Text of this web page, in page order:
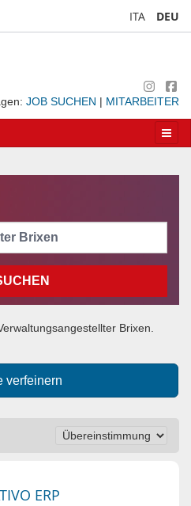
ITA DEU
JOB SUCHEN | MITARBEITER
Apri/
la
Brixen.
verfeinern
ERP